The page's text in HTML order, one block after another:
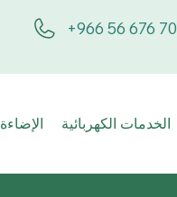
+966 56 676
الإضاءة الخدمات الكهربائية